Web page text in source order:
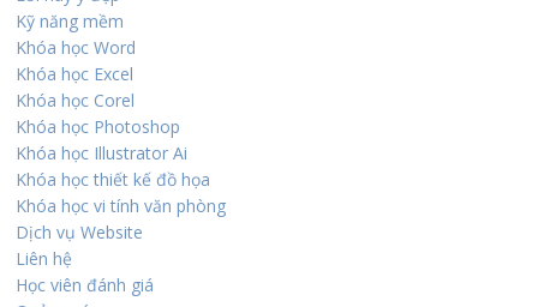
Kỹ năng mềm
Khóa học Word
Khóa học Excel
Khóa học Corel
Khóa học Photoshop
Khóa học Illustrator Ai
Khóa học thiết kế đồ họa
Khóa học vi tính văn phòng
Dịch vụ Website
Liên hệ
Học viên đánh giá